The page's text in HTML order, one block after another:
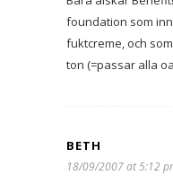
foundation som
fuktcreme, och
ton (=passar alla
BETH
18/09/2007 at 5:12